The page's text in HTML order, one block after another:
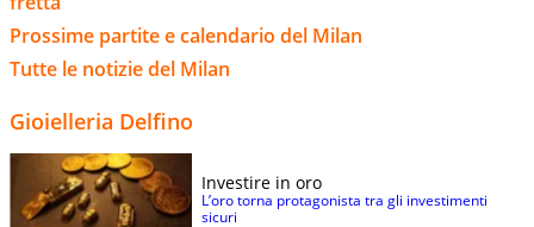
Prossime partite e calendario del Milan
Tutte le notizie del Milan
Gioielleria Delfino
Investire in oro
L’oro torna protagonista tra gli investimenti
sicuri